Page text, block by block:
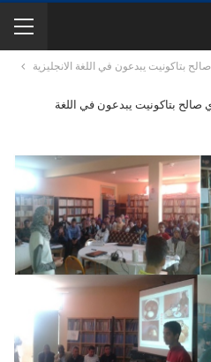
بتاكونيت يبدعون في اللغة الانجليزية
صالح بتاكونيت يبدعون في اللغة